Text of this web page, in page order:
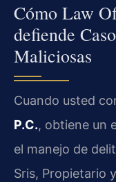
Cómo Law
defiende
Maliciosas
Cuando usted
P.C., obtiene un
el manejo de
Sris, Propietario